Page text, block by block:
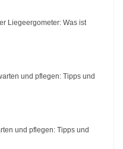
Liegeergometer: Was ist
und pflegen: Tipps und
und pflegen: Tipps und